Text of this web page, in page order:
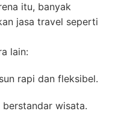
itu, banyak
jasa travel seperti
lain:
rapi dan fleksibel.
wisata.